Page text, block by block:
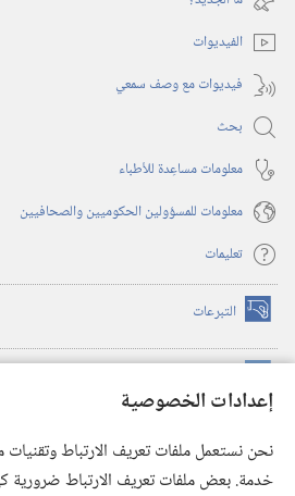
إعدادات الخصوصية
نحن نستعمل ملفات تعريف الارتباط
خدمة. بعض ملفات تعريف الارتباط ضرورية
جديدة)
الفيديوات
فيديوات مع وصف سمعي
بحث
معلومات مساعِدة للأطباء
معلومات للمسؤولين الحكوميين والصحافيين
تعليمات
التبرعات (يفتح
نافذة
(يفتح
نافذة
(يفتح
نافذة
جديدة) تطبيق ®
JW Library